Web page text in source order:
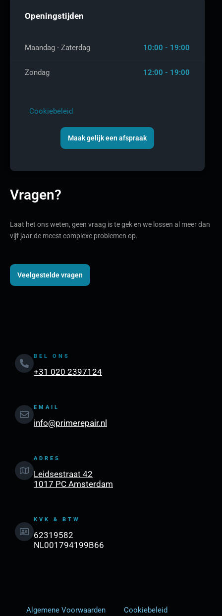
Openingstijden
Maandag - Zaterdag 10:00 - 19:00
Zondag 12:00 - 19:00
Cookiebeleid
Maak gelijk een afspraak
Vragen?
Laat het ons weten, geen vraag is te gek en we lossen al meer dan
vijf jaar de meest complexe problemen op.
Veelgestelde vragen
BEL ONS
+31 020 2397124
EMAIL
info@primerepair.nl
ADRES
Leidsestraat 42
1017 PC Amsterdam
KVK & BTW
62319582
NL001794199B66
Algemene Voorwaarden Cookiebeleid